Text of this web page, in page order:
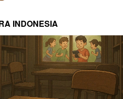
INDONESIA